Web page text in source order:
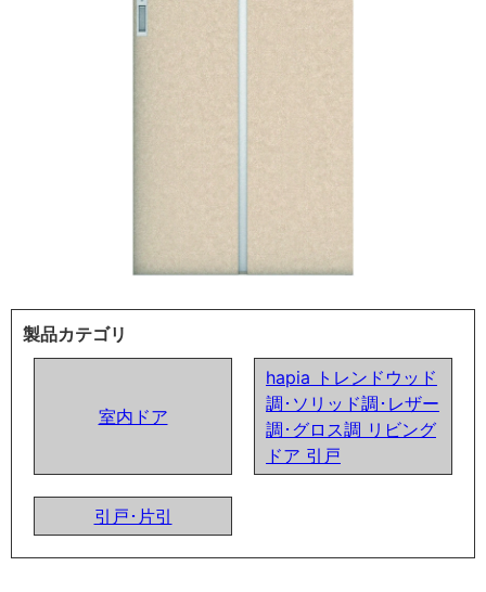
製品カテゴリ
室内ドア
hapia トレンドウッド
調･ソリッド調･レザー
調･グロス調 リビング
ドア 引戸
引戸･片引